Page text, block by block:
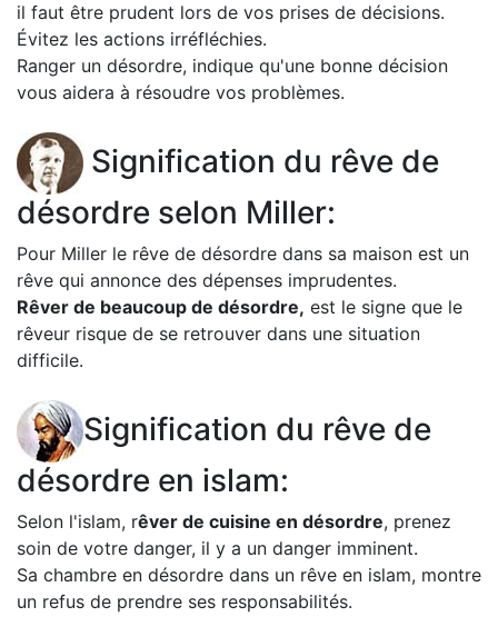
il faut être prudent lors de vos prises de décisions.
Évitez les actions irréfléchies.
Ranger un désordre, indique qu'une bonne décision
vous aidera à résoudre vos problèmes.
Signification du rêve de
désordre selon Miller:
Pour Miller le rêve de désordre dans sa maison est un
rêve qui annonce des dépenses imprudentes.
Rêver de beaucoup de désordre, est le signe que le
rêveur risque de se retrouver dans une situation
difficile.
Signification du rêve de
désordre en islam:
Selon l'islam, rêver de cuisine en désordre, prenez
soin de votre danger, il y a un danger imminent.
Sa chambre en désordre dans un rêve en islam, montre
un refus de prendre ses responsabilités.